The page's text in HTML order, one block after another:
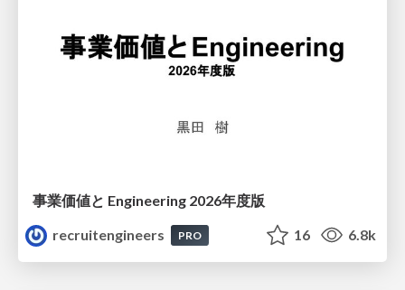
事業価値と Engineering 2026年度版
recruitengineers
PRO 16 6.8k